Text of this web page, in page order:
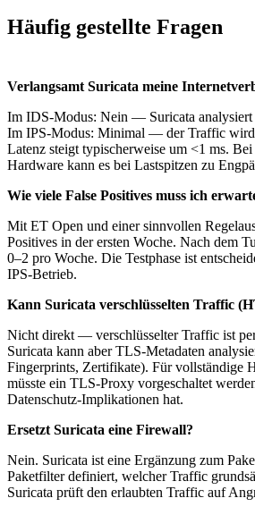
Häufig gestellte Fragen
Verlangsamt Suricata meine
Im IDS-Modus: Nein — Suricata analysiert
Im IPS-Modus: Minimal — der Traffic
Latenz steigt typischerweise um <1 ms.
Hardware kann es bei Lastspitzen zu
Wie viele False Positives muss ich
Mit ET Open und einer sinnvollen
Positives in der ersten Woche. Nach dem
0–2 pro Woche. Die Testphase ist
IPS-Betrieb.
Kann Suricata verschlüsselten Traffic
Nicht direkt — verschlüsselter Traffic ist
Suricata kann aber TLS-Metadaten
Fingerprints, Zertifikate). Für vollständige
müsste ein TLS-Proxy vorgeschaltet
Datenschutz-Implikationen hat.
Ersetzt Suricata eine Firewall?
Nein. Suricata ist eine Ergänzung zum
Paketfilter definiert, welcher Traffic
Suricata prüft den erlaubten Traffic auf